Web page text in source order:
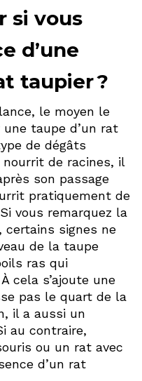
si vous
d’une
taupier ?
le moyen le
taupe d’un rat
de dégâts
de racines, il
son passage
pratiquement de
vous remarquez la
certains signes ne
de la taupe
ras qui
cela s’ajoute une
pas le quart de la
il a aussi un
au contraire,
ou un rat avec
d’un rat